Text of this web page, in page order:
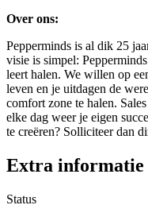
Over ons:
Pepperminds is al dik 25
visie is simpel:
leert halen. We willen op
leven en je uitdagen de
comfort zone te halen.
elke dag weer je eigen
te creëren? Solliciteer dan
Extra informatie
Status